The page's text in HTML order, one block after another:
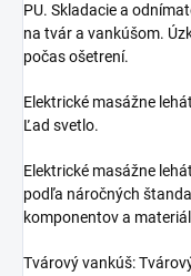
PU. Skladacie a
na tvár a vankúšom.
počas ošetrení.
Elektrické masážne
Ľad svetlo.
Elektrické masážne
podľa náročných
komponentov a
Tvárový vankúš: